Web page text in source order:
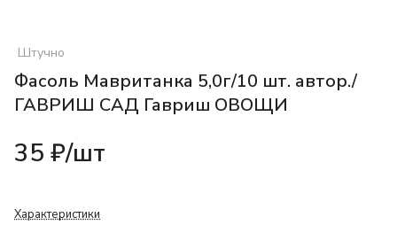
Штучно
Фасоль Мавританка 5,0г/10 шт. автор./
ГАВРИШ САД Гавриш ОВОЩИ
35 ₽/шт
Характеристики